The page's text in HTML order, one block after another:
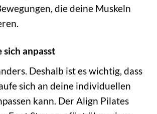
die deine Muskeln
anpasst
Deshalb ist es wichtig, dass
sich an deine individuellen
kann. Der Align Pilates